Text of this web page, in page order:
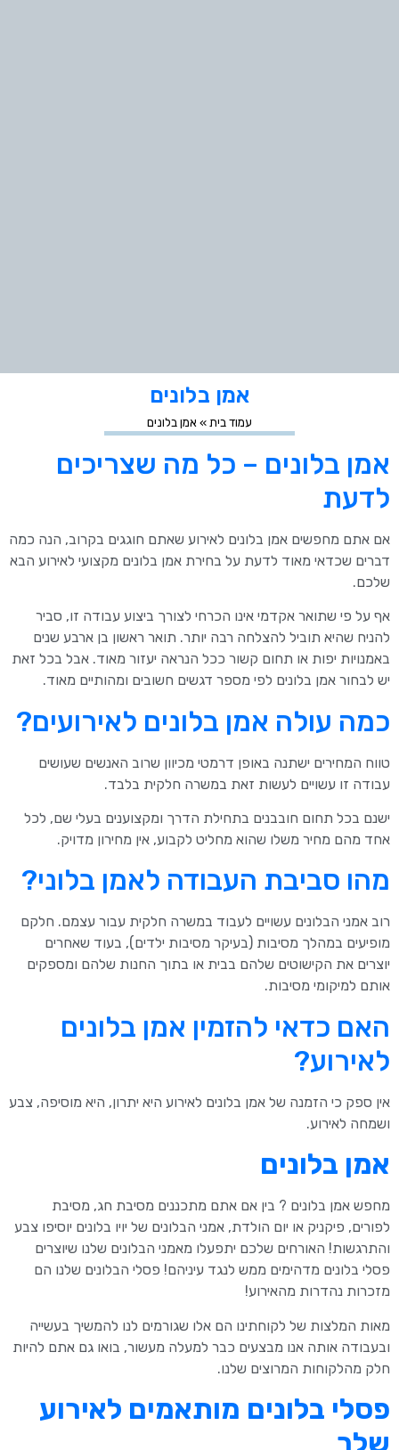
אמן בלונים
עמוד בית » אמן בלונים
אמן בלונים – כל מה שצריכים
לדעת
אם אתם מחפשים אמן בלונים לאירוע שאתם חוגגים בקרוב, הנה כמה
דברים שכדאי מאוד לדעת על בחירת אמן בלונים מקצועי לאירוע הבא
שלכם.
אף על פי שתואר אקדמי אינו הכרחי לצורך ביצוע עבודה זו, סביר
להניח שהיא תוביל להצלחה רבה יותר. תואר ראשון בן ארבע שנים
באמנויות יפות או תחום קשור ככל הנראה יעזור מאוד. אבל בכל זאת
יש לבחור אמן בלונים לפי מספר דגשים חשובים ומהותיים מאוד.
כמה עולה אמן בלונים לאירועים?
טווח המחירים ישתנה באופן דרמטי מכיוון שרוב האנשים שעושים
עבודה זו עשויים לעשות זאת במשרה חלקית בלבד.
ישנם בכל תחום חובבנים בתחילת הדרך ומקצוענים בעלי שם, לכל
אחד מהם מחיר משלו שהוא מחליט לקבוע, אין מחירון מדויק.
מהו סביבת העבודה לאמן בלוני?
רוב אמני הבלונים עשויים לעבוד במשרה חלקית עבור עצמם. חלקם
מופיעים במהלך מסיבות (בעיקר מסיבות ילדים), בעוד שאחרים
יוצרים את הקישוטים שלהם בבית או בתוך החנות שלהם ומספקים
אותם למיקומי מסיבות.
האם כדאי להזמין אמן בלונים
לאירוע?
אין ספק כי הזמנה של אמן בלונים לאירוע היא יתרון, היא מוסיפה, צבע
ושמחה לאירוע.
אמן בלונים
מחפש אמן בלונים ? בין אם אתם מתכננים מסיבת חג, מסיבת
לפורים, פיקניק או יום הולדת, אמני הבלונים של יויו בלונים יוסיפו צבע
והתרגשות! האורחים שלכם יתפעלו מאמני הבלונים שלנו שיוצרים
פסלי בלונים מדהימים ממש לנגד עיניהם! פסלי הבלונים שלנו הם
מזכרות נהדרות מהאירוע!
מאות המלצות של לקוחתינו הם אלו שגורמים לנו להמשיך בעשייה
ובעבודה אותה אנו מבצעים כבר למעלה מעשור, בואו גם אתם להיות
חלק מהלקוחות המרוצים שלנו.
פסלי בלונים מותאמים לאירוע
שלך